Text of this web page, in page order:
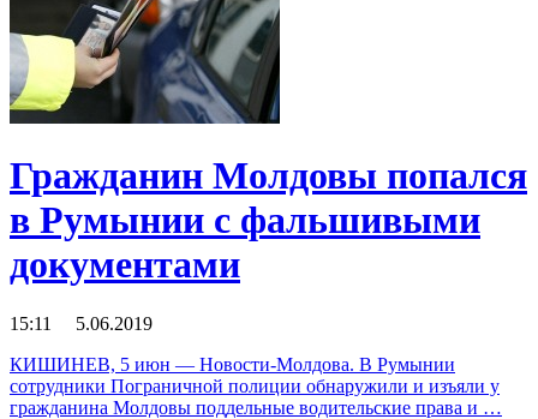
Гражданин Молдовы попался
в Румынии с фальшивыми
документами
15:11 5.06.2019
КИШИНЕВ, 5 июн — Новости-Молдова. В Румынии
сотрудники Пограничной полиции обнаружили и изъяли у
гражданина Молдовы поддельные водительские права и …